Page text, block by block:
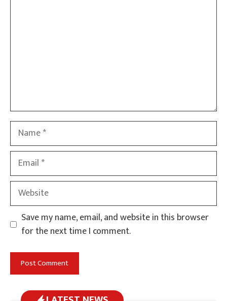
Name
Email
Website
Save my name, email, and website in this browser
for the next time I comment.